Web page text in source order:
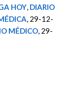
HOY, DIARIO
, 29-12-
MÉDICO, 29-